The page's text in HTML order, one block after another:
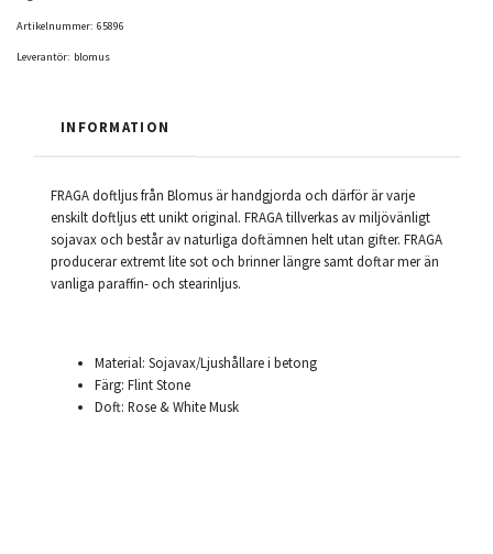
Artikelnummer: 65896
Leverantör: blomus
INFORMATION
FRAGA doftljus från Blomus är handgjorda och därför är varje
enskilt doftljus ett unikt original. FRAGA tillverkas av miljövänligt
sojavax och består av naturliga doftämnen helt utan gifter. FRAGA
producerar extremt lite sot och brinner längre samt doftar mer än
vanliga paraffin- och stearinljus.
Material: Sojavax/Ljushållare i betong
Färg: Flint Stone
Doft: Rose & White Musk